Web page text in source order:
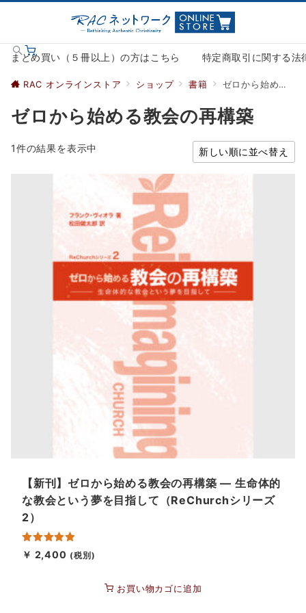
まとめ買い（５冊以上）の方はこちら 特定商取引に関する法
RAC オンラインストア ショップ 書籍 ゼロから始める教会の再構築
ゼロから始める教会の再構築
1件の結果を表示中
【新刊】ゼロから始める教会の再構築 ― 生命体的
な教会という夢を目指して（ReChurchシリーズ
2）
5段階中
5.00
￥ 2,400 (税別)
お買い物カゴに追加